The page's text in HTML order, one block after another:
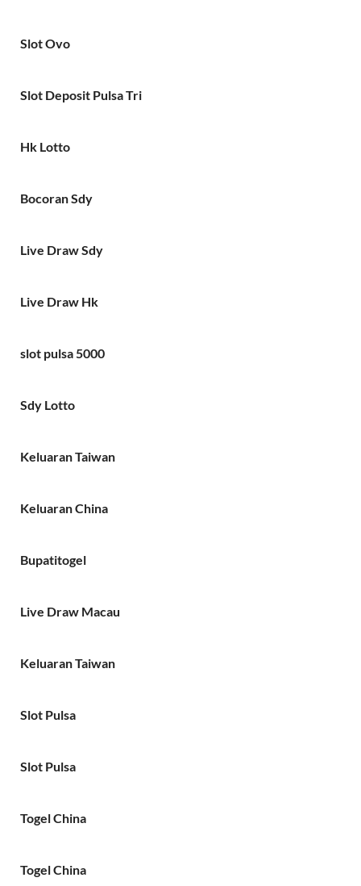
Slot Ovo
Slot Deposit Pulsa Tri
Hk Lotto
Bocoran Sdy
Live Draw Sdy
Live Draw Hk
slot pulsa 5000
Sdy Lotto
Keluaran Taiwan
Keluaran China
Bupatitogel
Live Draw Macau
Keluaran Taiwan
Slot Pulsa
Slot Pulsa
Togel China
Togel China